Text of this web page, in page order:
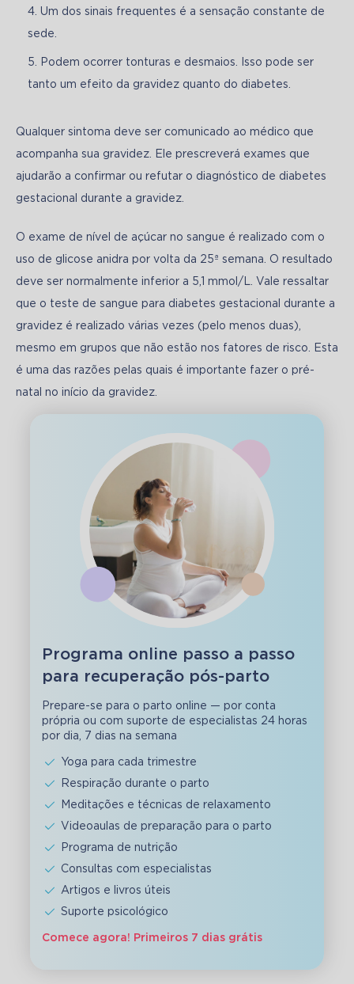
Um dos sinais frequentes é a sensação constante de
sede.
Podem ocorrer tonturas e desmaios. Isso pode ser
tanto um efeito da gravidez quanto do diabetes.
Qualquer sintoma deve ser comunicado ao médico que
acompanha sua gravidez. Ele prescreverá exames que
ajudarão a confirmar ou refutar o diagnóstico de diabetes
gestacional durante a gravidez.
O exame de nível de açúcar no sangue é realizado com o
uso de glicose anidra por volta da 25ª semana. O resultado
deve ser normalmente inferior a 5,1 mmol/L. Vale ressaltar
que o teste de sangue para diabetes gestacional durante a
gravidez é realizado várias vezes (pelo menos duas),
mesmo em grupos que não estão nos fatores de risco. Esta
é uma das razões pelas quais é importante fazer o pré-
natal no início da gravidez.
Programa online passo a passo
para recuperação pós-parto
Prepare-se para o parto online — por conta
própria ou com suporte de especialistas 24 horas
por dia, 7 dias na semana
Yoga para cada trimestre
Respiração durante o parto
Meditações e técnicas de relaxamento
Videoaulas de preparação para o parto
Programa de nutrição
Consultas com especialistas
Artigos e livros úteis
Suporte psicológico
Comece agora! Primeiros 7 dias grátis